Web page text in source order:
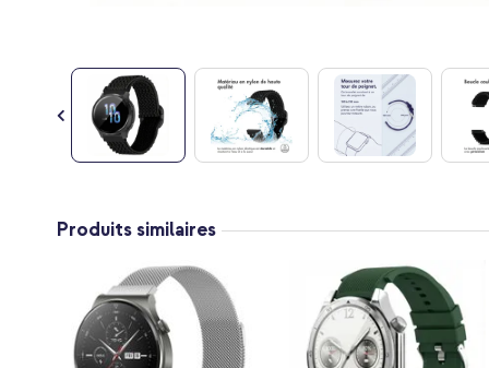
au
début
Galerie
d’images
Produits similaires